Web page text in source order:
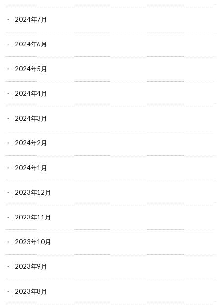
2024年7月
2024年6月
2024年5月
2024年4月
2024年3月
2024年2月
2024年1月
2023年12月
2023年11月
2023年10月
2023年9月
2023年8月